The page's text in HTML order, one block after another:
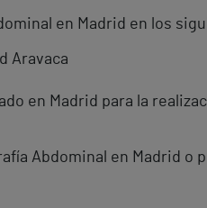
en Madrid en los
Aravaca
en Madrid para la
Abdominal en Madrid